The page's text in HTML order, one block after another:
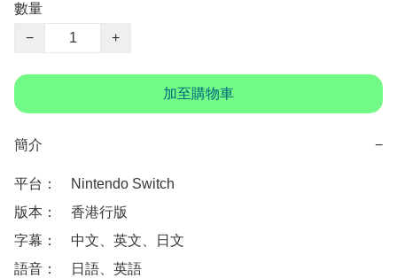
數量
−
+
加至購物車
簡介 −
平台：　Nintendo Switch
版本：　香港行版
字幕：　中文、英文、日文
語音：　日語、英語